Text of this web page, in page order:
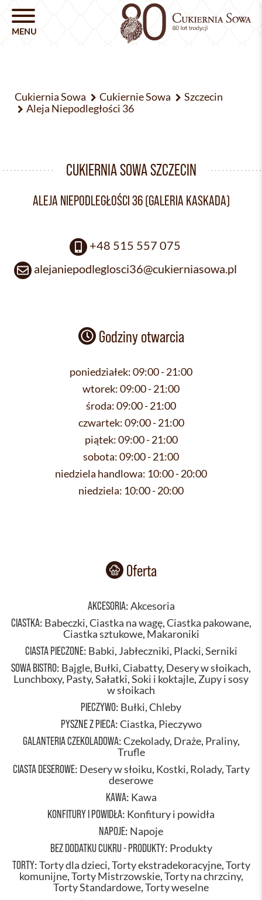
Cukiernia Sowa Cukiernie Sowa
Szczecin
Aleja Niepodległości 36
CUKIERNIA SOWA SZCZECIN
ALEJA NIEPODLEGŁOŚCI 36 (GALERIA KASKADA)
+48 515 557 075
alejaniepodleglosci36@cukierniasowa.pl
Godziny otwarcia
poniedziałek:09:00 - 21:00
wtorek:09:00 - 21:00
środa:09:00 - 21:00
czwartek:09:00 - 21:00
piątek:09:00 - 21:00
sobota:09:00 - 21:00
niedziela handlowa: 10:00 - 20:00
niedziela: 10:00 - 20:00
Oferta
AKCESORIA:Akcesoria
CIASTKA: Babeczki,Ciastka na wagę,Ciastka pakowane,
Ciastka sztukowe, Makaroniki
CIASTA PIECZONE: Babki, Jabłeczniki, Placki,Serniki
SOWA BISTRO: Bajgle, Bułki,Ciabatty, Desery w słoikach,
Lunchboxy, Pasty,Sałatki,Soki i koktajle, Zupy i sosy
w słoikach
PIECZYWO: Bułki,Chleby
PYSZNE Z PIECA:Ciastka, Pieczywo
GALANTERIA CZEKOLADOWA:Czekolady, Draże, Praliny,
Trufle
CIASTA DESEROWE: Desery w słoiku, Kostki, Rolady,Tarty
deserowe
KAWA: Kawa
KONFITURY I POWIDŁA: Konfitury i powidła
NAPOJE: Napoje
BEZ DODATKU CUKRU - PRODUKTY: Produkty
TORTY:Torty dla dzieci,Torty ekstradekoracyjne,Torty
komunijne,Torty Mistrzowskie,Torty na chrzciny,
Torty Standardowe,Torty weselne